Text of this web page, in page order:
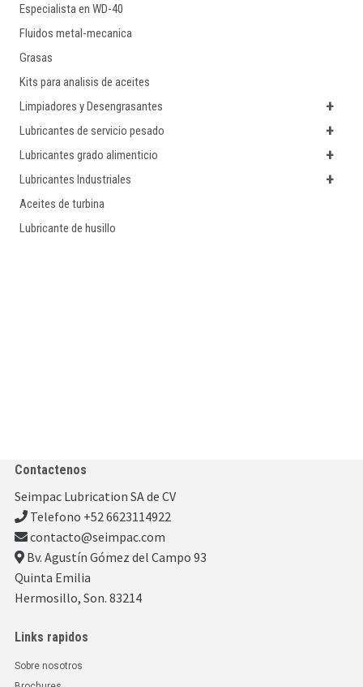
Especialista en WD-40
Fluidos metal-mecanica
Grasas
Kits para analisis de aceites
+
Limpiadores y Desengrasantes
+
Lubricantes de servicio pesado
+
Lubricantes grado alimenticio
+
Lubricantes Industriales
Aceites de turbina
Lubricante de husillo
Contactenos
Seimpac Lubrication SA de CV
Telefono +52 6623114922
contacto@seimpac.com
Bv. Agustín Gómez del Campo 93
Quinta Emilia
Hermosillo, Son. 83214
Links rapidos
Sobre nosotros